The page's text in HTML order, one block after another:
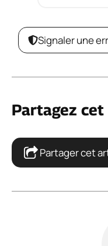
Signaler une
Partagez
Partager cet